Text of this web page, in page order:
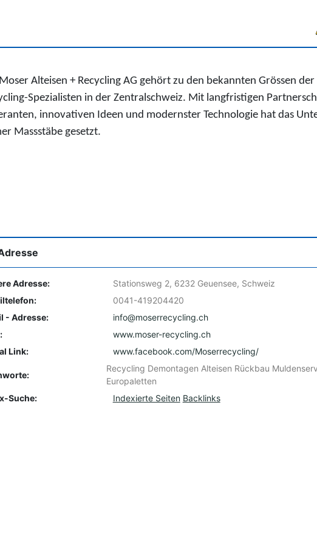
Alteisen + Recycling AG gehört zu den bekannten Grössen
Spezialisten in der Zentralschweiz. Mit langfristigen
innovativen Ideen und modernster Technologie hat das
Massstäbe gesetzt.
Adresse:
Stationsweg 2, 6232 Geuensee, Schweiz
0041-419204420
- Adresse:
info@moserrecycling.ch
www.moser-recycling.ch
Link:
www.facebook.com/Moserrecycling/
Recycling Demontagen Alteisen Rückbau
Europaletten
Suche:
Indexierte Seiten Backlinks